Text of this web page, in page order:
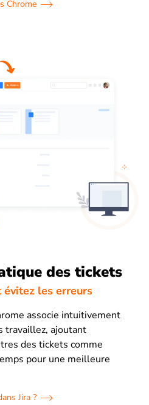
Chrome
des tickets
évitez les erreurs
associe intuitivement
travaillez, ajoutant
des tickets comme
pour une meilleure
Jira ?